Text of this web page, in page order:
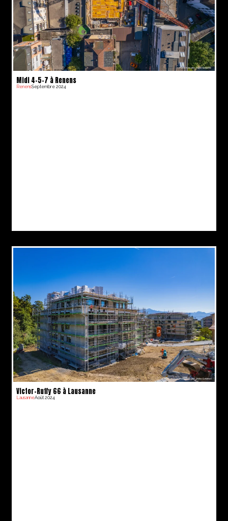
Midi 4-5-7 à Renens
RenensSeptembre 2024
Victor-Ruffy 66 à Lausanne
LausanneAoût 2024